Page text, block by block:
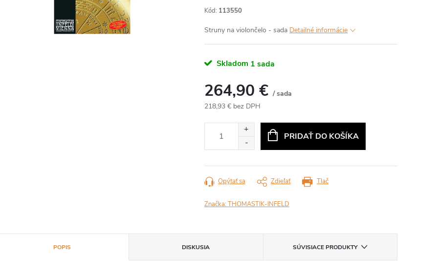
Kód: 113550
Struny na violončelo - sada Detailné informácie
Skladom 1 sada
264,90 € / sada
218,93 € bez DPH
PRIDAŤ DO KOŠÍKA
Tlač
Opýtať sa Zdieľať
Značka:THOMASTIK-INFELD
POPIS DISKUSIA SÚVISIACE PRODUKTY